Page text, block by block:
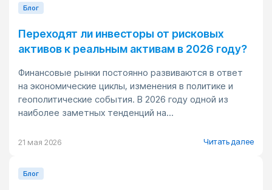
Блог
Переходят ли инвесторы от рисковых
активов к реальным активам в 2026 году?
Финансовые рынки постоянно развиваются в ответ
на экономические циклы, изменения в политике и
геополитические события. В 2026 году одной из
наиболее заметных тенденций на...
21 мая 2026 Читать далее
Блог